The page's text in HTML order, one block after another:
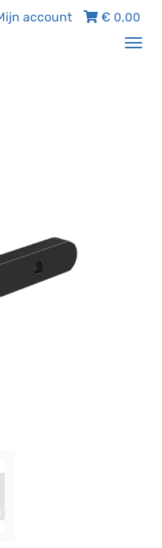
€ 0,00
account